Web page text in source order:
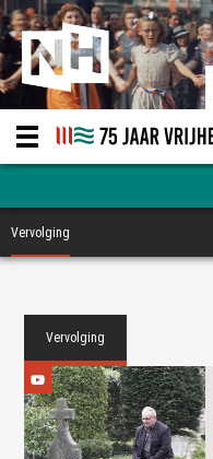
Vervolging
Vervolging